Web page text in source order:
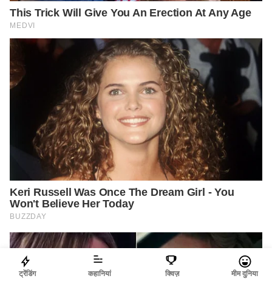
ट्रेंडिंग कहानियां क्विज़ मीम दुनिया